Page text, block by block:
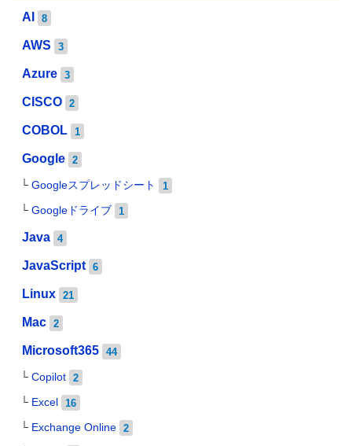
AI 8
AWS 3
Azure 3
CISCO 2
COBOL 1
Google 2
Googleスプレッドシート 1
Googleドライブ 1
Java 4
JavaScript 6
Linux 21
Mac 2
Microsoft365 44
Copilot 2
Excel 16
Exchange Online 2